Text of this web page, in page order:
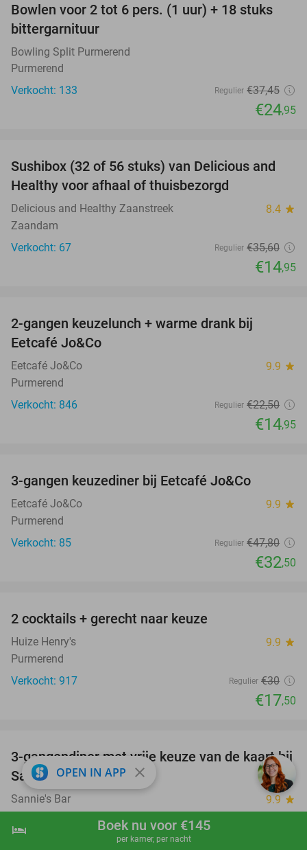
shopping_cart Boek nu
hotel Boek nu voor €145
per kamer, per nacht
33%
Bowlen voor 2 tot 6 pers. (1 uur) + 18 stuks
bittergarnituur
Bowling Split Purmerend
Purmerend
Verkocht: 133
Regulier €37,45
€24,95
58%
Sushibox (32 of 56 stuks) van Delicious and
Healthy voor afhaal of thuisbezorgd
Delicious and Healthy Zaanstreek 8.4 star
Zaandam
Verkocht: 67
Regulier €35,60
€14,95
2-gangen keuzelunch + warme drank bij
Eetcafé Jo&Co
Eetcafé Jo&Co 9.9 star
Purmerend
Verkocht: 846
Regulier €22,50
€14,95
3-gangen keuzediner bij Eetcafé Jo&Co
Eetcafé Jo&Co 9.9 star
Purmerend
Verkocht: 85
Regulier €47,80
€32,50
2 cocktails + gerecht naar keuze
Huize Henry's 9.9 star
Purmerend
Verkocht: 917
Regulier €30
€17,50
40%
3-gangendiner met vrije keuze van de kaart bij
Sannie's Bar
Sannie's Bar 9.9 star
Purmerend
Verkocht: 120
OPEN IN APP close